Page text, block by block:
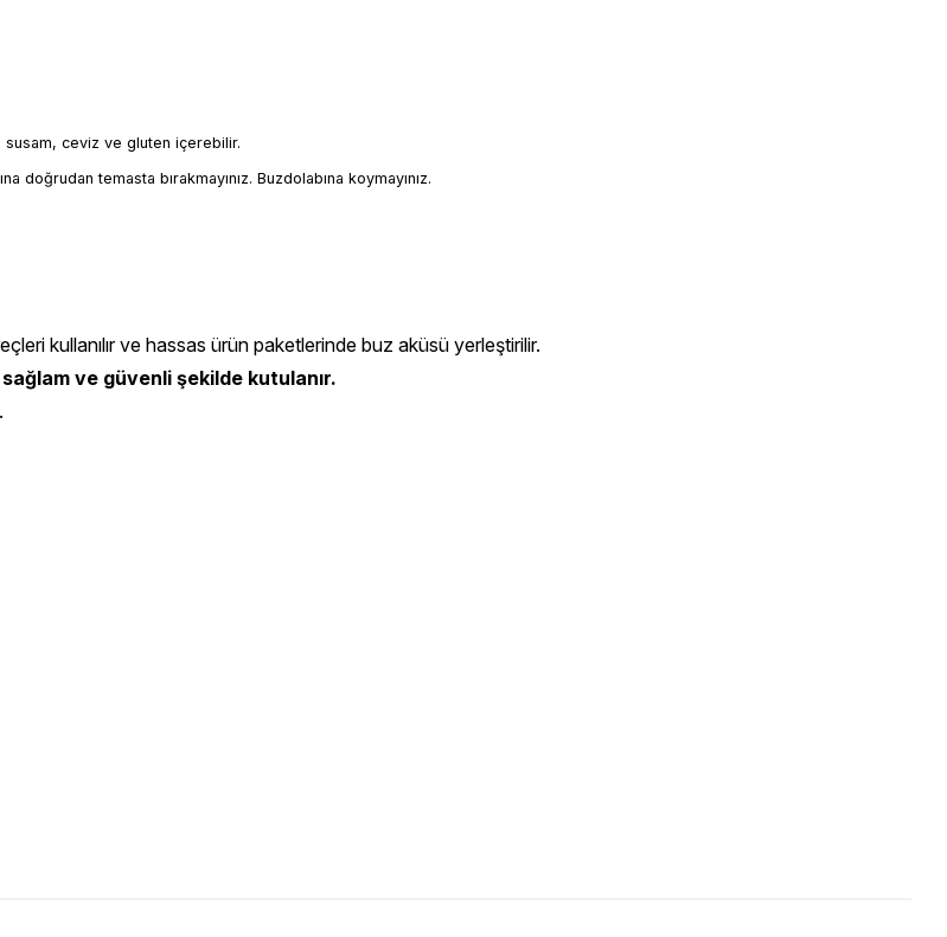
susam, ceviz ve gluten içerebilir.
doğrudan temasta bırakmayınız. Buzdolabına koymayınız.
kullanılır ve hassas ürün paketlerinde buz aküsü yerleştirilir.
sağlam ve güvenli şekilde kutulanır.